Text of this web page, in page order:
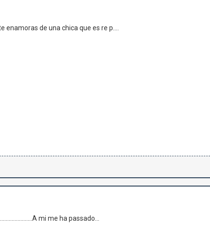
enamoras de una chica que es re p....
mi me ha passado...